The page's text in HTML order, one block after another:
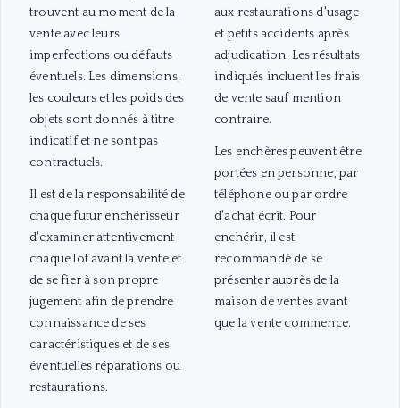
trouvent au moment de la
vente avec leurs
imperfections ou défauts
éventuels. Les dimensions,
les couleurs et les poids des
objets sont donnés à titre
indicatif et ne sont pas
contractuels.
Il est de la responsabilité de
chaque futur enchérisseur
d'examiner attentivement
chaque lot avant la vente et
de se fier à son propre
jugement afin de prendre
connaissance de ses
caractéristiques et de ses
éventuelles réparations ou
restaurations.
aux restaurations d'usage
et petits accidents après
adjudication. Les résultats
indiqués incluent les frais
de vente sauf mention
contraire.
Les enchères peuvent être
portées en personne, par
téléphone ou par ordre
d'achat écrit. Pour
enchérir, il est
recommandé de se
présenter auprès de la
maison de ventes avant
que la vente commence.